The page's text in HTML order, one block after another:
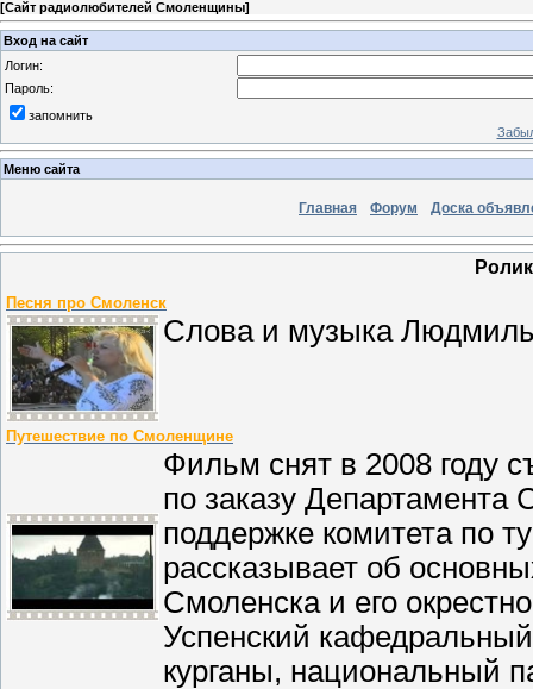
[Сайт радиолюбителей Смоленщины]
Вход на сайт
Логин:
Пароль:
запомнить
Меню сайта
Главная Форум Доска
Песня про Смоленск
Слова и музыка
Путешествие по Смоленщине
Фильм снят в 2008 году
по заказу Департамента
поддержке комитета по
рассказывает об
Смоленска и его
Успенский
курганы, национальный